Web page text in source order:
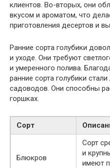
клиентов. Во-вторых, они
вкусом и ароматом, что
приготовления десертов и
Ранние сорта голубики
и уходе. Они требуют
и умеренного полива.
ранние сорта голубики
садоводов. Они способны
горшках.
Сорт
Блюкров
Сорт
и
имеют